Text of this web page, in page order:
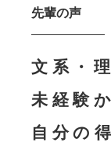
先輩の声
文系・
未経験
自分の